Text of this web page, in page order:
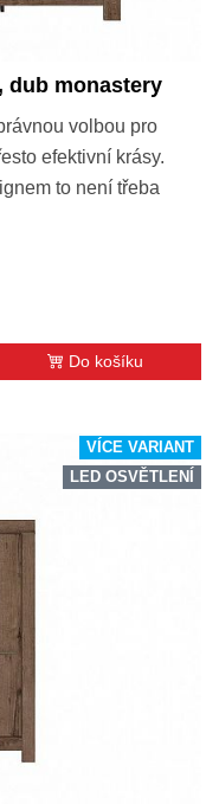
dub monastery
volbou pro
efektivní krásy.
to není třeba
Do košíku
VÍCE VARIANT
LED OSVĚTLENÍ